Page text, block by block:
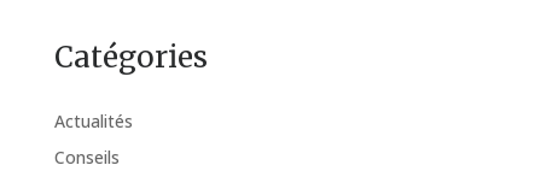
Catégories
Actualités
Conseils